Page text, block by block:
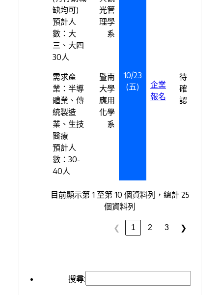
缺均可)
預計人
數：大
三、大四
30人
光管
理學
系
需求產
業：半導
體業、傳
統製造
業、生技
醫療
預計人
數：30-
40人
暨南
大學
應用
化學
系
10/23
(五)
企業
報名
待
確
認
目前顯示第 1 至第 10 個資料列，總計 25
個資料列
❮ 1 2 3 ❯
搜尋: